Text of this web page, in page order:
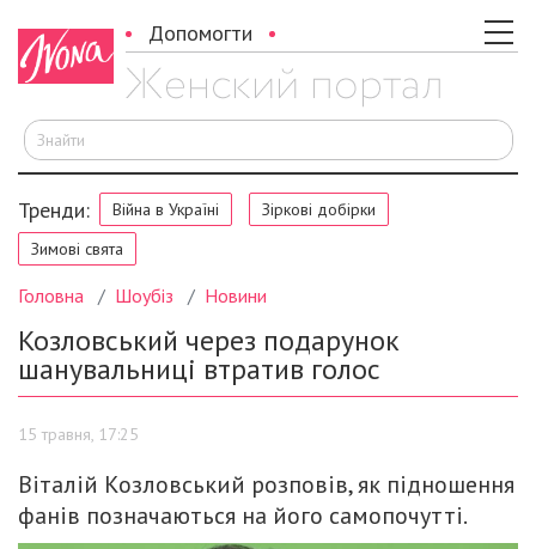
Допомогти
Тренди: Війна в Україні
Зіркові добірки
Зимові свята
Головна Шоубіз Новини
Козловський через подарунок
шанувальниці втратив голос
15 травня, 17:25
Віталій Козловський розповів, як підношення
фанів позначаються на його самопочутті.